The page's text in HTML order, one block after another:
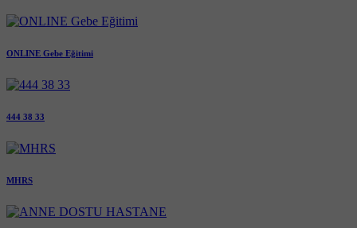
ONLINE Gebe Eğitimi
444 38 33
MHRS